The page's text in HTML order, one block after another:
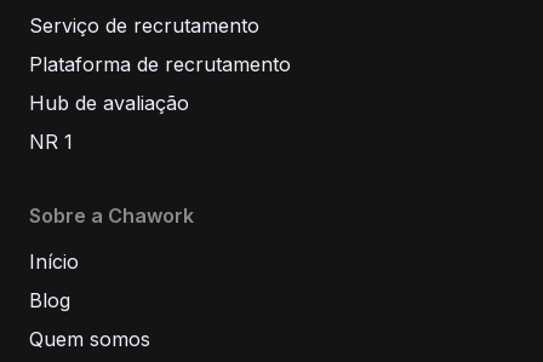
Serviço de recrutamento
Plataforma de recrutamento
Hub de avaliação
NR 1
Sobre a Chawork
Início
Blog
Quem somos